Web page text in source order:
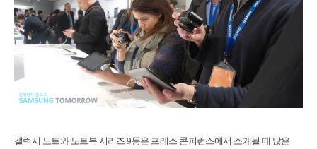
갤럭시 노트와 노트북 시리즈 9등은 프레스 콘퍼런스에서 소개될 때 많은